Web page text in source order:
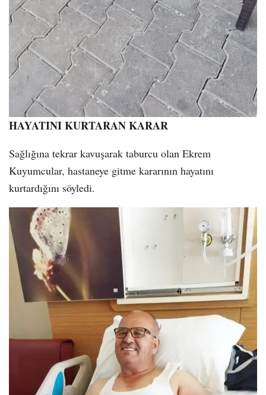
HAYATINI KURTARAN KARAR
Sağlığına tekrar kavuşarak taburcu olan Ekrem
Kuyumcular, hastaneye gitme kararının hayatını
kurtardığını söyledi.